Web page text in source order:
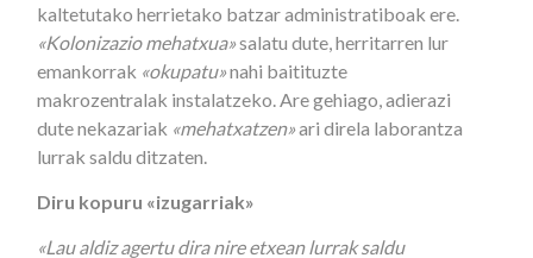
kaltetutako herrietako batzar administratiboak ere.
«Kolonizazio mehatxua»salatu dute, herritarren lur
emankorrak «okupatu»nahi baitituzte
makrozentralak instalatzeko. Are gehiago, adierazi
dute nekazariak «mehatxatzen»ari direla laborantza
lurrak saldu ditzaten.
Diru kopuru «izugarriak»
«Lau aldiz agertu dira nire etxean lurrak saldu